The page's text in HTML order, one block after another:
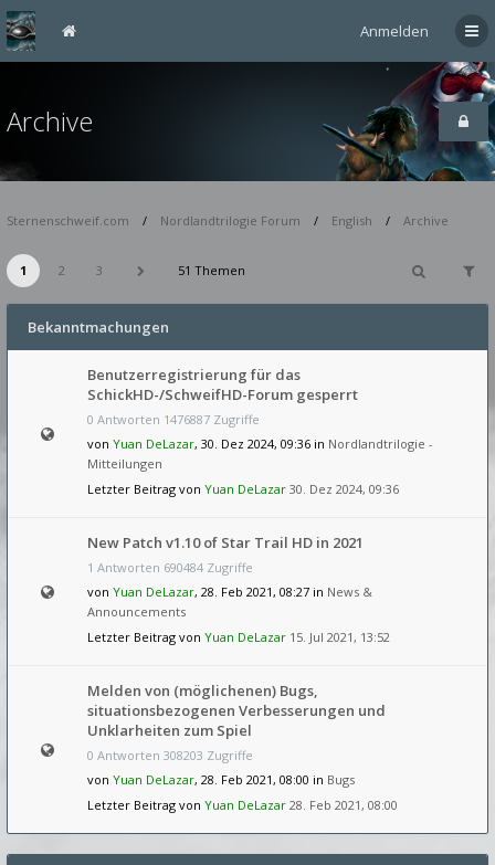
Anmelden
Archive
Sternenschweif.com Nordlandtrilogie Forum English Archive
1 2 3 51 Themen
Bekanntmachungen
Benutzerregistrierung für das
SchickHD-/SchweifHD-Forum gesperrt
0 Antworten 1476887 Zugriffe
von Yuan DeLazar, 30. Dez 2024, 09:36 in Nordlandtrilogie -
Mitteilungen
Letzter Beitrag von Yuan DeLazar 30. Dez 2024, 09:36
New Patch v1.10 of Star Trail HD in 2021
1 Antworten 690484 Zugriffe
von Yuan DeLazar, 28. Feb 2021, 08:27 in News &
Announcements
Letzter Beitrag von Yuan DeLazar 15. Jul 2021, 13:52
Melden von (möglichenen) Bugs,
situationsbezogenen Verbesserungen und
Unklarheiten zum Spiel
0 Antworten 308203 Zugriffe
von Yuan DeLazar, 28. Feb 2021, 08:00 in Bugs
Letzter Beitrag von Yuan DeLazar 28. Feb 2021, 08:00